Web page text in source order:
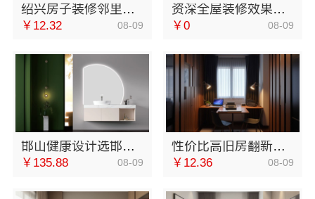
绍兴房子装修邻里推荐，浙江宜美嘉装饰工程有限公司信赖之选
￥12.32 08-09
资深全屋装修效果图-南通宏域全宅装饰建材有限公司
￥0 08-09
邯山健康设计选邯郸至臻全宅新材料有限公司
￥135.88 08-09
性价比高旧房翻新二手房案例，苏州兔哥哥智装新材料有限公司省心全包
￥12.36 08-09